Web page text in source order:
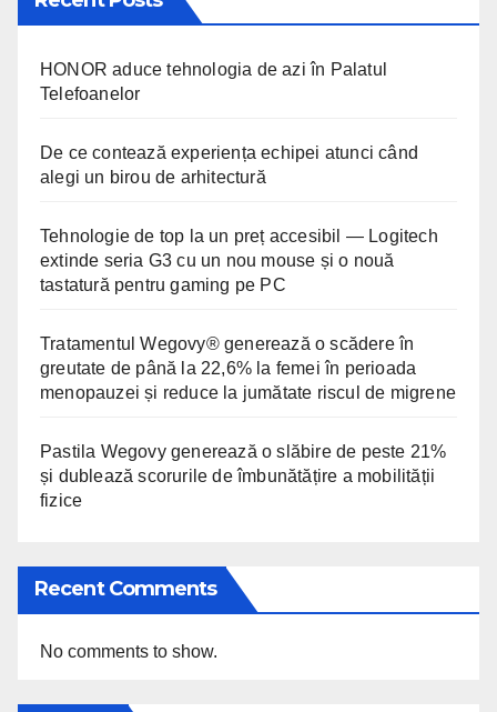
HONOR aduce tehnologia de azi în Palatul
Telefoanelor
De ce contează experiența echipei atunci când
alegi un birou de arhitectură
Tehnologie de top la un preț accesibil — Logitech
extinde seria G3 cu un nou mouse și o nouă
tastatură pentru gaming pe PC
Tratamentul Wegovy® generează o scădere în
greutate de până la 22,6% la femei în perioada
menopauzei și reduce la jumătate riscul de migrene
Pastila Wegovy generează o slăbire de peste 21%
și dublează scorurile de îmbunătățire a mobilității
fizice
Recent Comments
No comments to show.